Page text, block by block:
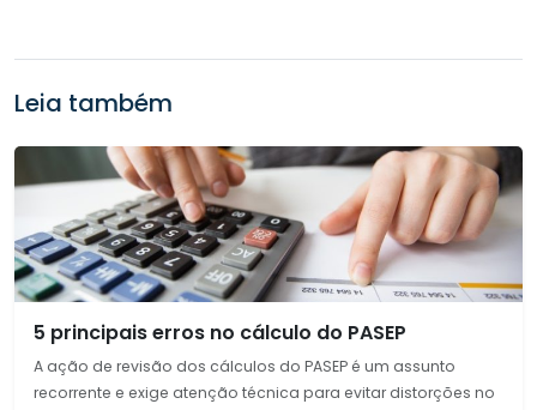
Leia também
5 principais erros no cálculo do PASEP
A ação de revisão dos cálculos do PASEP é um assunto
recorrente e exige atenção técnica para evitar distorções no